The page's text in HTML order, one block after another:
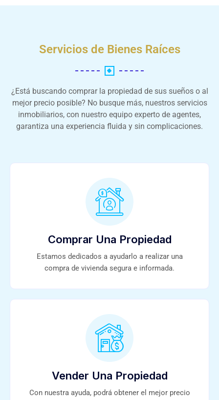
Servicios de Bienes Raíces
¿Está buscando comprar la propiedad de sus sueños o al
mejor precio posible? No busque más, nuestros servicios
inmobiliarios, con nuestro equipo experto de agentes,
garantiza una experiencia fluida y sin complicaciones.
Comprar Una Propiedad
Estamos dedicados a ayudarlo a realizar una
compra de vivienda segura e informada.
Vender Una Propiedad
Con nuestra ayuda, podrá obtener el mejor precio